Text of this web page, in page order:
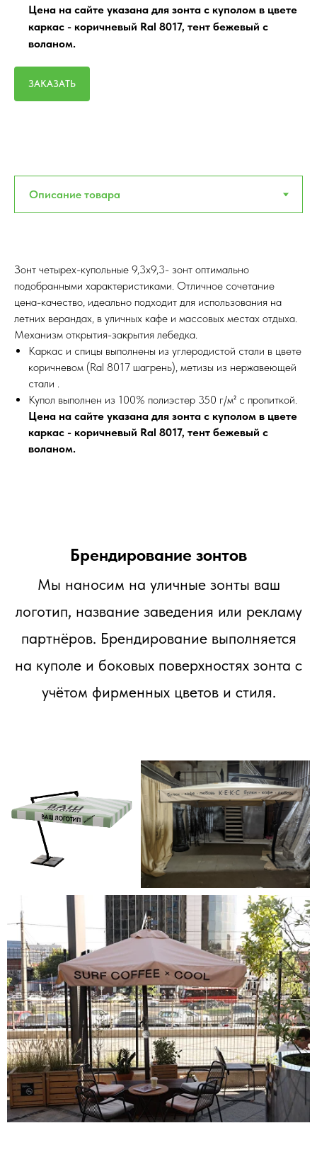
Цена на сайте указана для зонта с куполом в цвете
каркас - коричневый Ral 8017, тент бежевый с
воланом.
ЗАКАЗАТЬ
Зонт четырех-купольные 9,3х9,3- зонт оптимально
подобранными характеристиками. Отличное сочетание
цена-качество, идеально подходит для использования на
летних верандах, в уличных кафе и массовых местах отдыха.
Механизм открытия-закрытия лебедка.
Каркас и спицы выполнены из углеродистой стали в цвете
коричневом (Ral 8017 шагрень), метизы из нержавеющей
стали .
Купол выполнен из 100% полиэстер 350 г/м² с пропиткой.
Цена на сайте указана для зонта с куполом в цвете
каркас - коричневый Ral 8017, тент бежевый с
воланом.
Брендирование зонтов
Мы наносим на уличные зонты ваш
логотип, название заведения или рекламу
партнёров. Брендирование выполняется
на куполе и боковых поверхностях зонта с
учётом фирменных цветов и стиля.